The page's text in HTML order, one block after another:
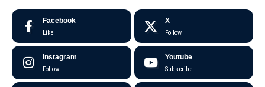
Facebook
Like
X
Follow
Instagram
Follow
Youtube
Subscribe